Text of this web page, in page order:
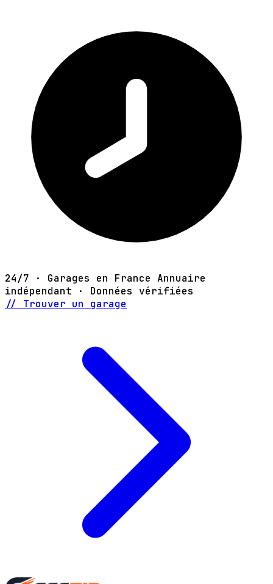
24/7 · Garages en France Annuaire
indépendant · Données vérifiées
// Trouver un garage